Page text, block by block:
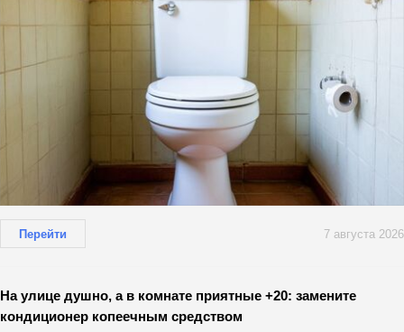
Перейти 7 августа 2026
На улице душно, а в комнате приятные +20: замените
кондиционер копеечным средством